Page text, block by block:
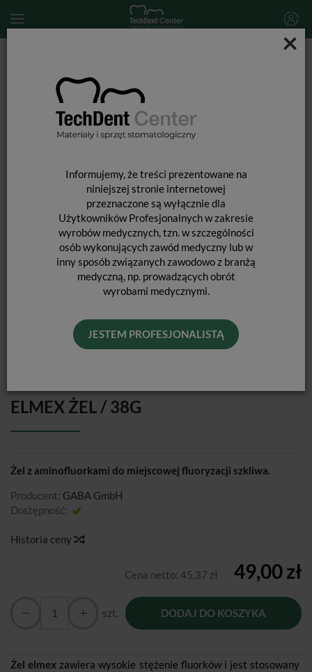
×
Informujemy, że treści prezentowane na
niniejszej stronie internetowej
przeznaczone są wyłącznie dla
Użytkowników Profesjonalnych w zakresie
wyrobów medycznych, tzn. w szczególności
osób wykonujących zawód medyczny lub w
inny sposób związanych zawodowo z branżą
medyczną, np. prowadzących obrót
wyrobami medycznymi.
JESTEM PROFESJONALISTĄ
ELMEX ŻEL / 38G
Żel z aminofluorkami do miejscowej fluoryzacji szkliwa.
Producent: GABA GmbH
Dostępność:
Historia ceny
Cena netto: 45,37 zł 49,00 zł
szt. DODAJ DO KOSZYKA
Żel elmex zawiera wysokie stężenie fluorków i jest stosowany